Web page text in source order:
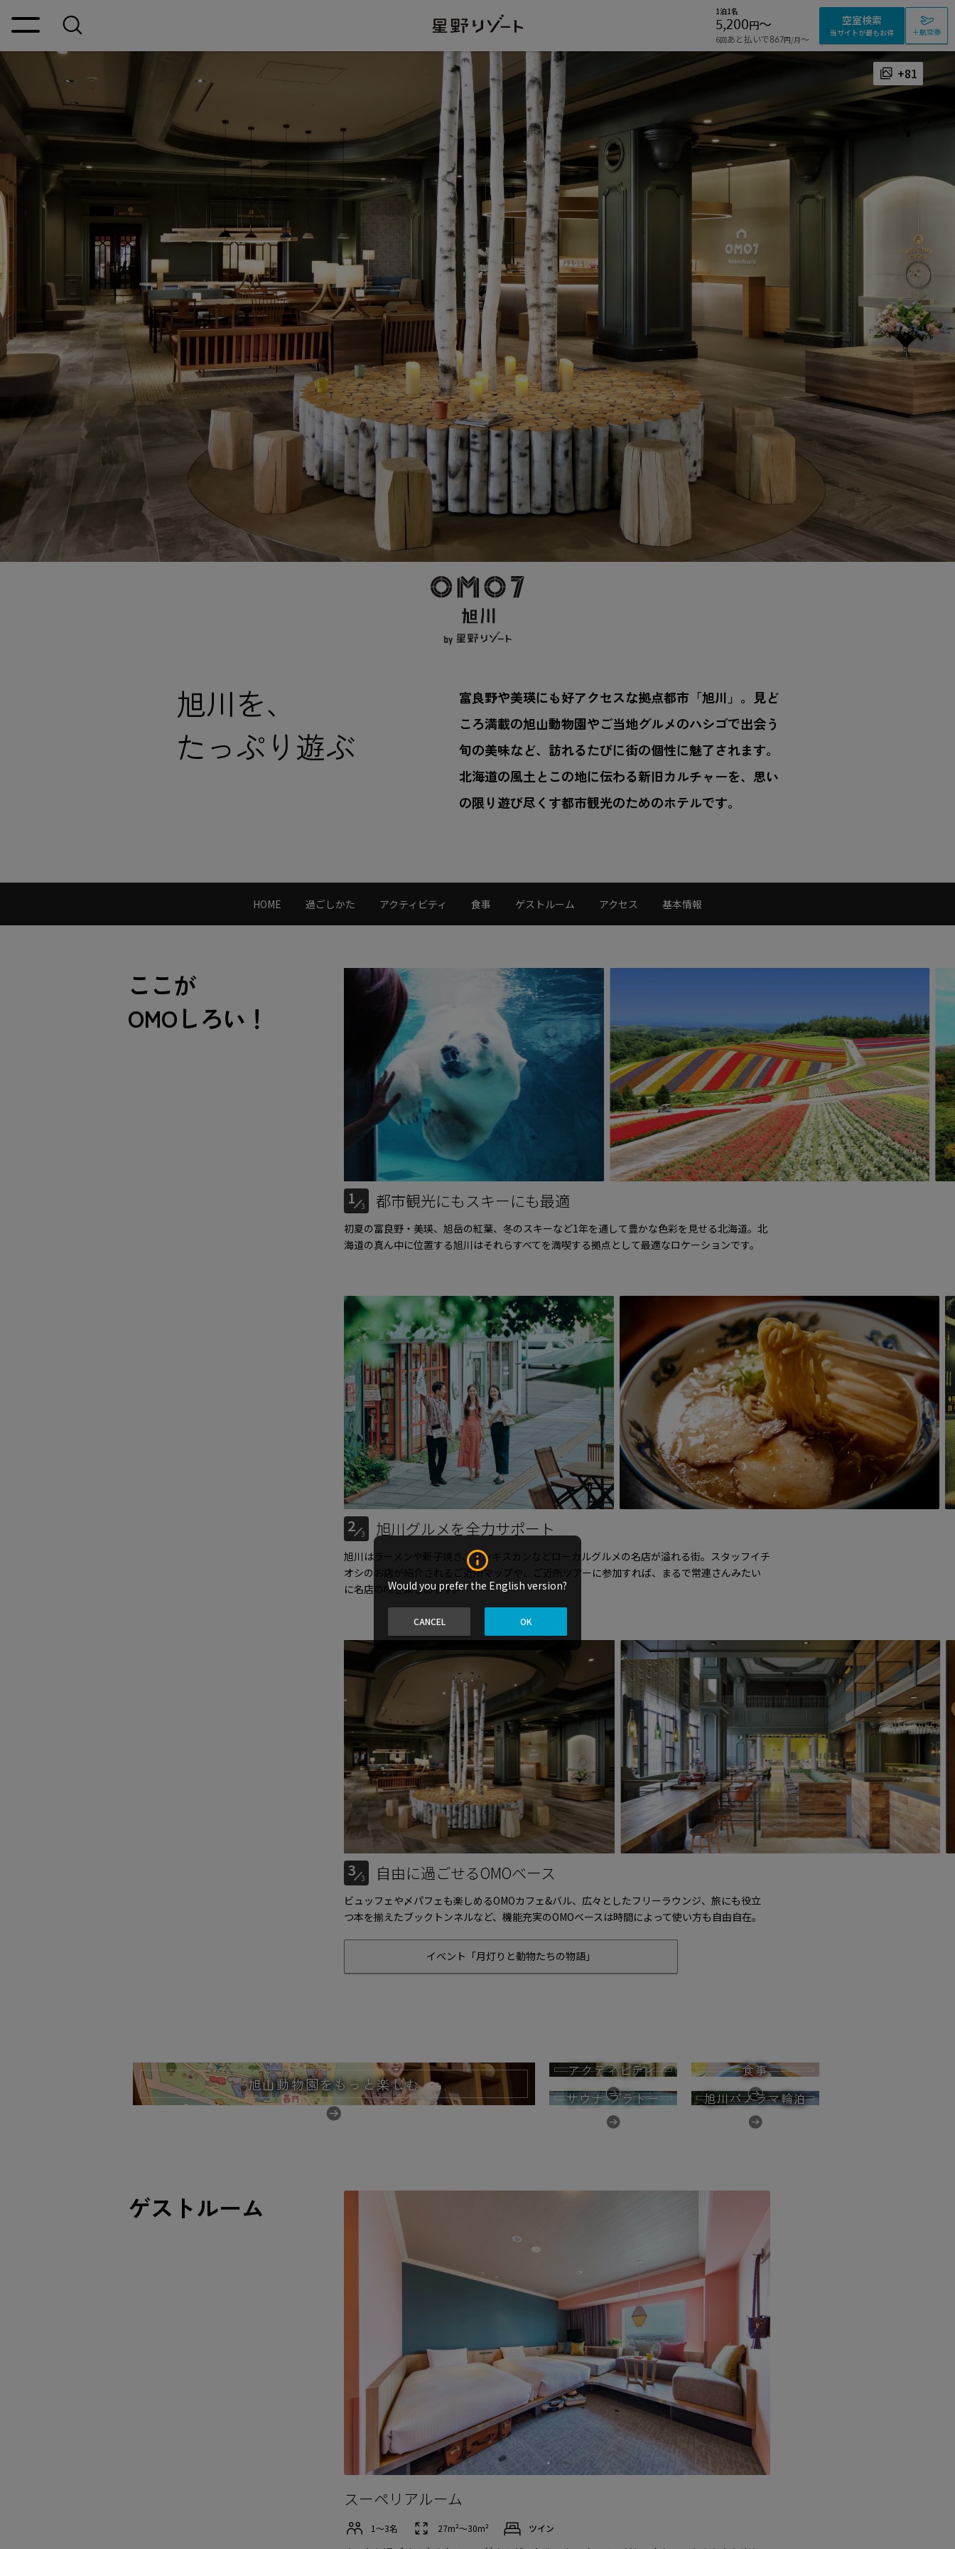
Would you prefer the English version?
CANCEL OK
1泊1名
5,200円〜
6回あと払いで867円/月〜
空室検索
当サイトが最もお得 ＋航空券
+81
旭川を、
たっぷり遊ぶ
富良野や美瑛にも好アクセスな拠点都市「旭川」。見ど
ころ満載の旭山動物園やご当地グルメのハシゴで出会う
旬の美味など、訪れるたびに街の個性に魅了されます。
北海道の風土とこの地に伝わる新旧カルチャーを、思い
の限り遊び尽くす都市観光のためのホテルです。
HOME 過ごしかた アクティビティ 食事 ゲストルーム アクセス 基本情報
ここが
OMOしろい！
1 3 都市観光にもスキーにも最適
初夏の富良野・美瑛、旭岳の紅葉、冬のスキーなど1年を通して豊かな色彩を見せる北海道。北
海道の真ん中に位置する旭川はそれらすべてを満喫する拠点として最適なロケーションです。
2 3 旭川グルメを全力サポート
旭川はラーメンや新子焼き、ジンギスカンなどローカルグルメの名店が溢れる街。スタッフイチ
オシのお店が紹介されるご近所マップや、ご近所ツアーに参加すれば、まるで常連さんみたい
に名店の味を楽しめます。
3 3 自由に過ごせるOMOベース
ビュッフェや〆パフェも楽しめるOMOカフェ&バル、広々としたフリーラウンジ、旅にも役立
つ本を揃えたブックトンネルなど、機能充実のOMOベースは時間によって使い方も自由自在。
イベント「月灯りと動物たちの物語」
旭山動物園をもっと楽しむ
アクティビティ
食事
サウナ プラトー
旭川パノラマ輪泊
ゲストルーム
スーペリアルーム
1〜3名 27m²〜30m² ツイン